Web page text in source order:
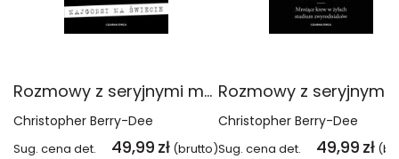
Rozmowy z seryjnymi mordercami. Najgorsi na świecie wyd. 2026
Christopher Berry-Dee
Sug. cena det. 49,99 zł (brutto)
Christopher Berry-Dee
Sug. cena det. 49,99 zł